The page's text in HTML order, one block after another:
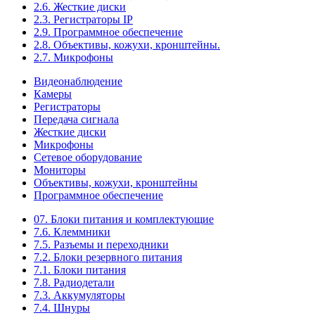
2.6. Жесткие диски
2.3. Регистраторы IP
2.9. Программное обеспечение
2.8. Объективы, кожухи, кронштейны.
2.7. Микрофоны
Видеонаблюдение
Камеры
Регистраторы
Передача сигнала
Жесткие диски
Микрофоны
Сетевое оборудование
Мониторы
Объективы, кожухи, кронштейны
Программное обеспечение
07. Блоки питания и комплектующие
7.6. Клеммники
7.5. Разъемы и переходники
7.2. Блоки резервного питания
7.1. Блоки питания
7.8. Радиодетали
7.3. Аккумуляторы
7.4. Шнуры